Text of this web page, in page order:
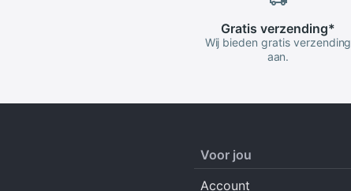
Gratis verzending*
Wij bieden gratis verzending
aan.
Voor jou
Account